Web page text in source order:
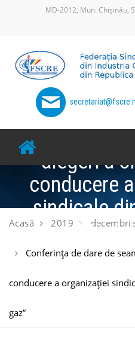
MD-2012, Mun. Chișinău,
Conferinţa de
alegeri a
conducere
sindicale
Acasă 2019
Conferinţa de dare de
conducere a organizaţiei
gaz”